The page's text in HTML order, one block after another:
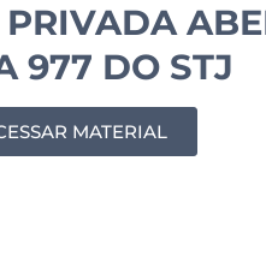
977 DO STJ
MATERIAL